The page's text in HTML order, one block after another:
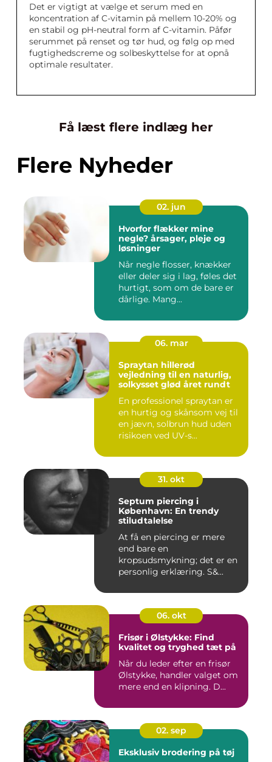
Det er vigtigt at vælge et serum med en
koncentration af C-vitamin på mellem 10-20% og
en stabil og pH-neutral form af C-vitamin. Påfør
serummet på renset og tør hud, og følg op med
fugtighedscreme og solbeskyttelse for at opnå
optimale resultater.
Få læst flere indlæg her
Flere Nyheder
02. jun
Hvorfor flækker mine
negle? årsager, pleje og
løsninger
Når negle flosser, knækker
eller deler sig i lag, føles det
hurtigt, som om de bare er
dårlige. Mang...
06. mar
Spraytan hillerød
vejledning til en naturlig,
solkysset glød året rundt
En professionel spraytan er
en hurtig og skånsom vej til
en jævn, solbrun hud uden
risikoen ved UV-s...
31. okt
Septum piercing i
København: En trendy
stiludtalelse
At få en piercing er mere
end bare en
kropsudsmykning; det er en
personlig erklæring. S&...
06. okt
Frisør i Ølstykke: Find
kvalitet og tryghed tæt på
Når du leder efter en frisør
Ølstykke, handler valget om
mere end en klipning. D...
02. sep
Eksklusiv brodering på tøj